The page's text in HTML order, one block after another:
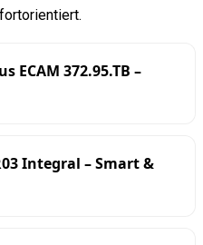
ECAM 372.95.TB –
Integral – Smart &